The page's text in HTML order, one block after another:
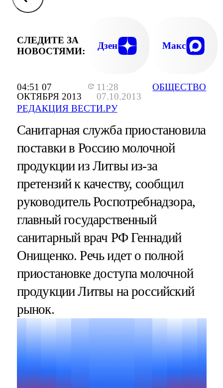
04:51 07
ОКТЯБРЯ 2013
11:28
07.10.2013
РЕДАКЦИЯ ВЕСТИ.РУ
ОБЩЕСТВО
СЛЕДИТЕ ЗА
НОВОСТЯМИ:
Дзен Макс
Санитарная служба приостановила
поставки в Россию молочной
продукции из Литвы из-за
претензий к качеству, сообщил
руководитель Роспотребнадзора,
главный государственный
санитарный врач РФ Геннадий
Онищенко. Речь идет о полной
приостановке доступа молочной
продукции Литвы на российский
рынок.